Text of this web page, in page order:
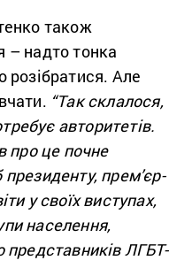
також
– надто тонка
розібратися. Але
“Так склалося,
авторитетів.
про це почне
прем’єр-
у своїх виступах,
населення,
представників ЛГБТ-